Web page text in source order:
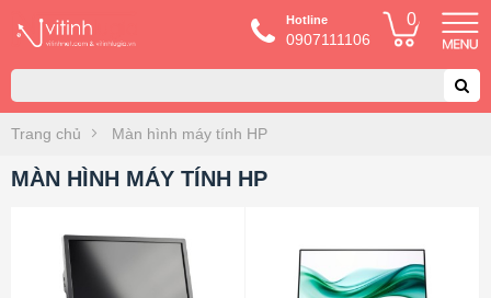
Hotline
0907111106
0
Trang chủ Màn hình máy tính HP
MÀN HÌNH MÁY TÍNH HP